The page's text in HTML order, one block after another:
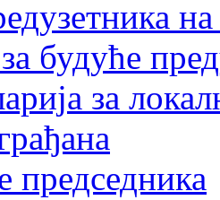
будуће
за
председника